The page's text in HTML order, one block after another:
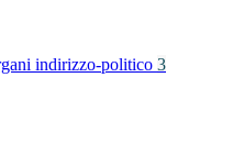
indirizzo-politico 3